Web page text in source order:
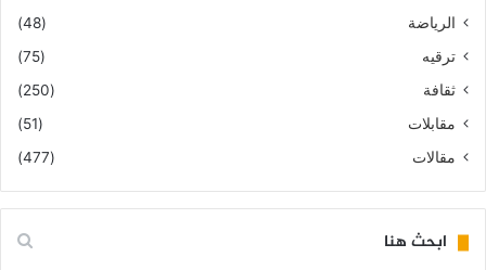
الرياضة
(48)
ترقيه
(75)
ثقافة
(250)
مقابلات
(51)
مقالات
(477)
ابحث هنا